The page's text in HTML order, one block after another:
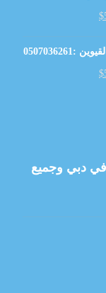
$
$
دبي وجميع